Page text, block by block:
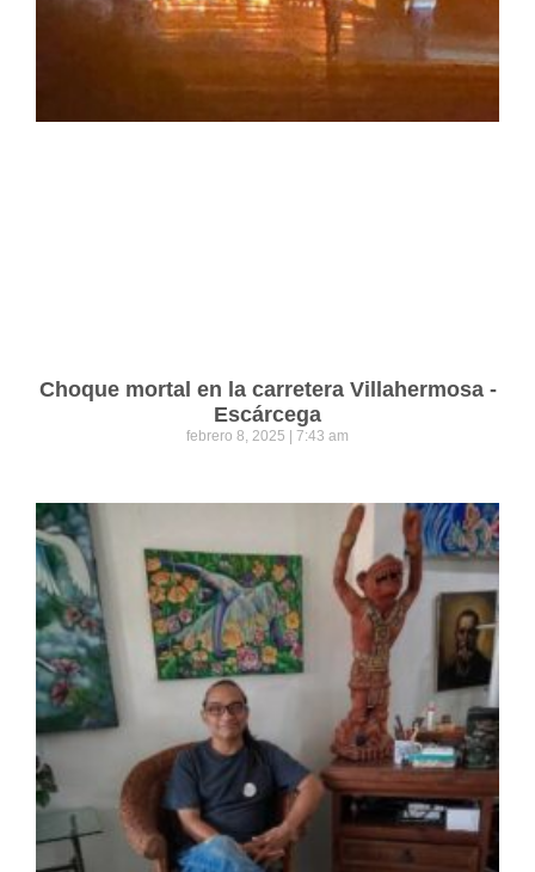
Choque mortal en la carretera Villahermosa -
Escárcega
febrero 8, 2025 7:43 am